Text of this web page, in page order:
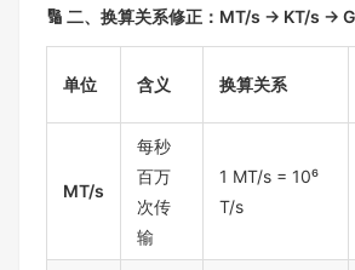
🔢 二、换算关系修正：MT/s → KT/s →
单位 含义 换算关系
MT/s
每秒
百万
次传
输
1 MT/s = 10⁶
T/s